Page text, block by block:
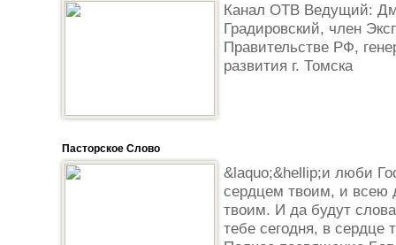
Канал ОТВ Ведущий:
Градировский, член
Правительстве РФ,
развития г. Томска
Пасторское Слово
&laquo;&hellip;и люби
сердцем твоим, и
твоим. И да будут
тебе сегодня, в сердце